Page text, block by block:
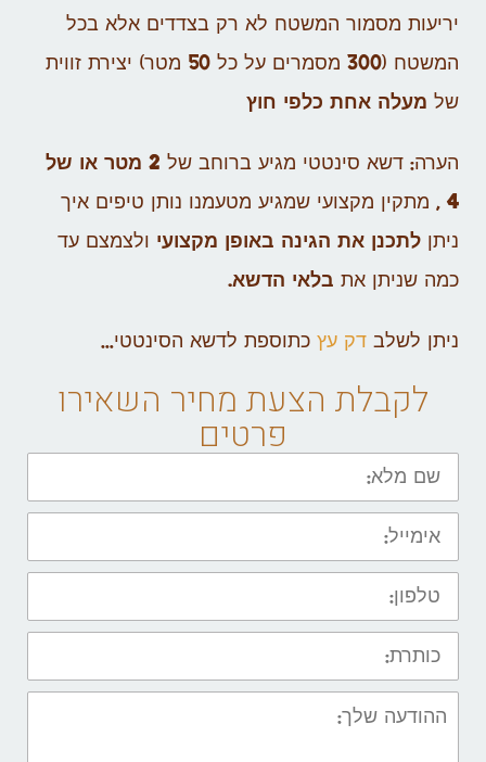
יריעות מסמור המשטח לא רק בצדדים אלא בכל
המשטח (300 מסמרים על כל 50 מטר) יצירת זווית
של מעלה אחת כלפי חוץ
הערה: דשא סינטטי מגיע ברוחב של
2 מטר או של
4 , מתקין מקצועי שמגיע מטעמנו נותן טיפים איך
ניתן לתכנן את הגינה באופן מקצועי ולצמצם עד
כמה שניתן את בלאי הדשא.
ניתן לשלב דק עץ כתוספת לדשא הסינטטי…
לקבלת הצעת מחיר השאירו
פרטים
שם
מלא:
אימייל:
טלפון:
כותרת:
ההודעה
שלך: